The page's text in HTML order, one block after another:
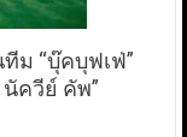
ม “บุ๊คบุฟเฟ่”
ควีย์ คัพ”